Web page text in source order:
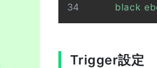
black
Trigger設定